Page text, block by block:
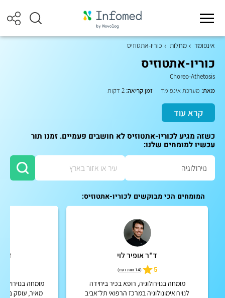
אינפומד מחלות כוריו-אתטוזיס
כוריו-אתטוזיס
Choreo-Athetosis
מאת: מערכת אינפומד זמן קריאה:
קרא עוד
כשזה מגיע לכוריו-אתטוזיס לא חושבים פעמיים. זמנו תור
עכשיו למומחים שלנו:
המומחים הכי מבוקשים לכוריו-אתטוזיס:
ד"ר אופיר לוי
5
(14 חוות דעת )
מומחה בנוירולוגיה, רופא בכיר ביחידה
לנוירואימונולוגיה במרכז הרפואי תל־אביב
מומחה
מאיר, עוסק